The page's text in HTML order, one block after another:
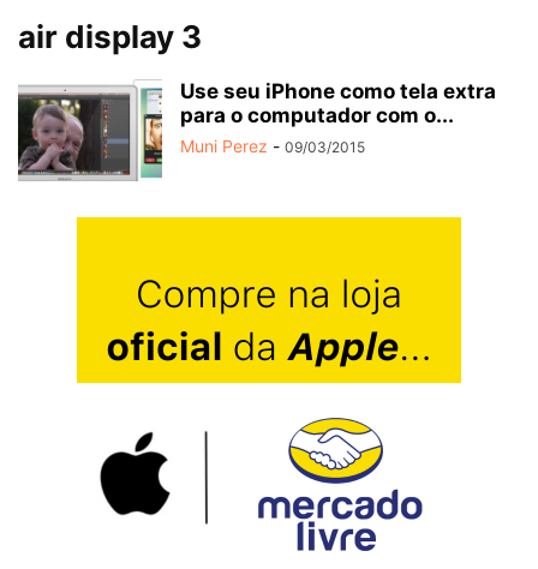
air display 3
Use seu iPhone como tela extra
para o computador com o...
Muni Perez - 09/03/2015